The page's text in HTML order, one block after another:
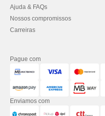
Ajuda & FAQs
Nossos compromissos
Carreiras
Pague com
Enviamos com